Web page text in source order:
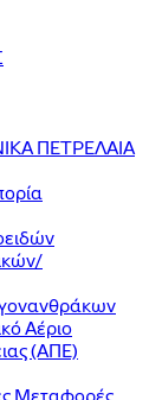
ΠΕΤΡΕΛΑΙΑ
Αέριο
(ΑΠΕ)